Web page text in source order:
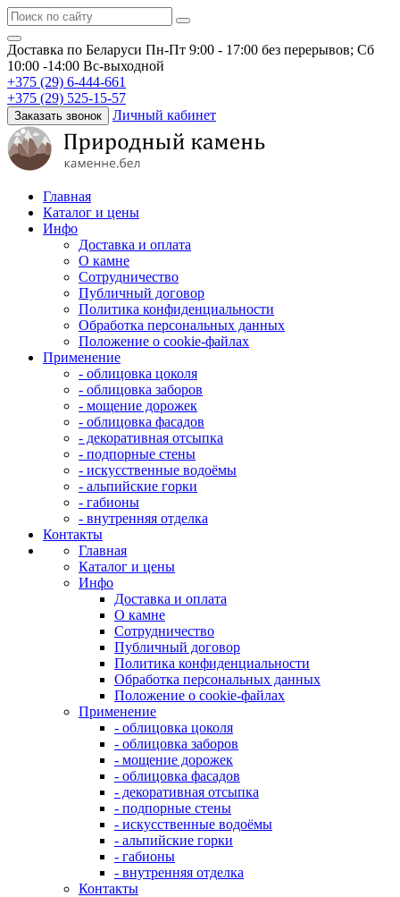
Доставка по Беларуси Пн-Пт 9:00 - 17:00 без перерывов; Сб
10:00 -14:00 Вс-выходной
+375 (29) 6-444-661
+375 (29) 525-15-57
Заказать звонок Личный кабинет
Главная
Каталог и цены
Инфо
Доставка и оплата
О камне
Сотрудничество
Публичный договор
Политика конфиденциальности
Обработка персональных данных
Положение о cookie-файлах
Применение
- облицовка цоколя
- облицовка заборов
- мощение дорожек
- облицовка фасадов
- декоративная отсыпка
- подпорные стены
- искусственные водоёмы
- альпийские горки
- габионы
- внутренняя отделка
Контакты
Главная
Каталог и цены
Инфо
Доставка и оплата
О камне
Сотрудничество
Публичный договор
Политика конфиденциальности
Обработка персональных данных
Положение о cookie-файлах
Применение
- облицовка цоколя
- облицовка заборов
- мощение дорожек
- облицовка фасадов
- декоративная отсыпка
- подпорные стены
- искусственные водоёмы
- альпийские горки
- габионы
- внутренняя отделка
Контакты